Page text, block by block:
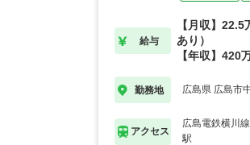
給与
【月収】
あり）
【年収】420
勤務地 広島県 広島市
アクセス
広島電鉄横川
駅